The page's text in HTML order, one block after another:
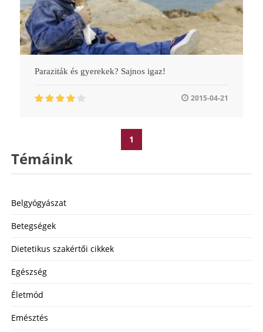
Paraziták és gyerekek? Sajnos igaz!
2015-04-21
1
Témáink
Belgyógyászat
Betegségek
Dietetikus szakértői cikkek
Egészség
Életmód
Emésztés